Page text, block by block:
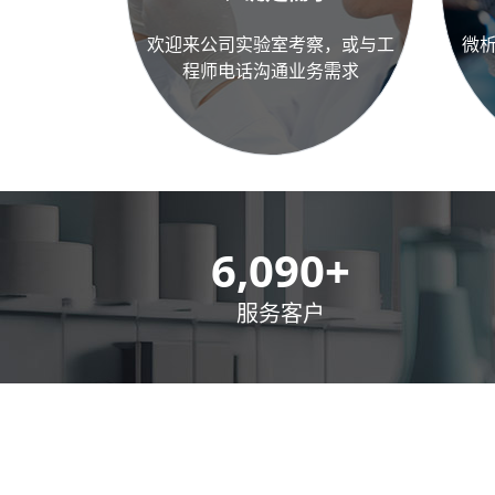
欢迎来公司实验室考察，或与工
程师电话沟通业务需求
微
8,500+
服务客户